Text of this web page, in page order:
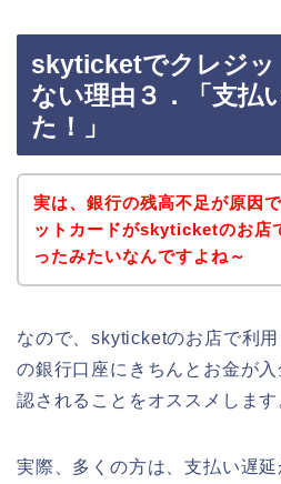
skyticketでクレジッ
ない理由３．「支払
た！」
実は、銀行の残高不足が原因
ットカードがskyticketのお店
ったみたいなんですよね～
なので、skyticketのお店で利
の銀行口座にきちんとお金が
認されることをオススメします
実際、多くの方は、支払い遅